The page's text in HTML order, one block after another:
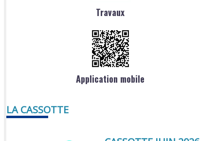
Travaux
Application mobile
LA CASSOTTE